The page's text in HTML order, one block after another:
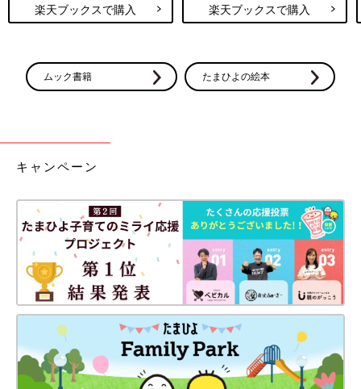
楽天ブックスで購入 楽天ブックスで購入
ムック書籍 たまひよの絵本
キャンペーン